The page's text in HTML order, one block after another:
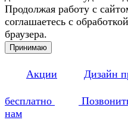
Продолжая работу с
соглашаетесь с
браузера.
Принимаю
Акции Дизайн
бесплатно
нам